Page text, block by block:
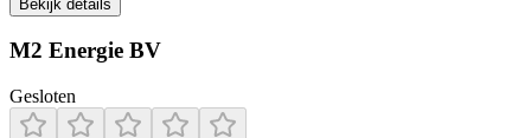
Bekijk details
M2 Energie BV
Gesloten